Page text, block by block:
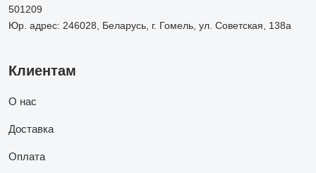
501209
Юр. адрес: 246028, Беларусь, г. Гомель, ул. Советская, 138а
Клиентам
О нас
Доставка
Оплата